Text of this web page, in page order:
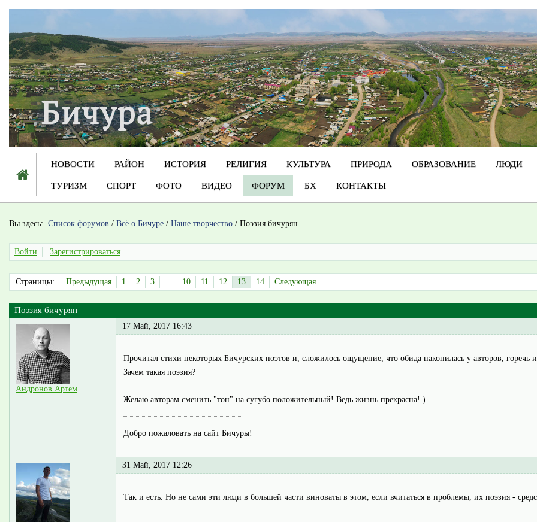
НОВОСТИ РАЙОН ИСТОРИЯ РЕЛИГИЯ КУЛЬТУРА ПРИРОДА ОБРАЗОВАНИЕ ЛЮДИ
ТУРИЗМ СПОРТ ФОТО ВИДЕО ФОРУМ БХ КОНТАКТЫ
Вы здесь: Список форумов / Всё о Бичуре / Наше творчество / Поэзия бичурян
Войти Зарегистрироваться
Страницы: Предыдущая 1 2 3 10 11 12 13 14 Следующая
Поэзия бичурян
Андронов Артем
17 Май, 2017 16:43
Прочитал стихи некоторых Бичурских поэтов и, сложилось ощущение, что обида накопилась у авторов, горечь
Зачем такая поэзия?
Желаю авторам сменить "тон" на сугубо положительный! Ведь жизнь прекрасна! )
Добро пожаловать на сайт Бичуры!
31 Май, 2017 12:26
Так и есть. Но не сами эти люди в большей части виноваты в этом, если вчитаться в проблемы, их поэзия -